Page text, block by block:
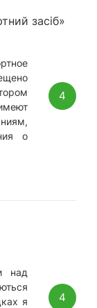
засіб»
о
4
над
я
4